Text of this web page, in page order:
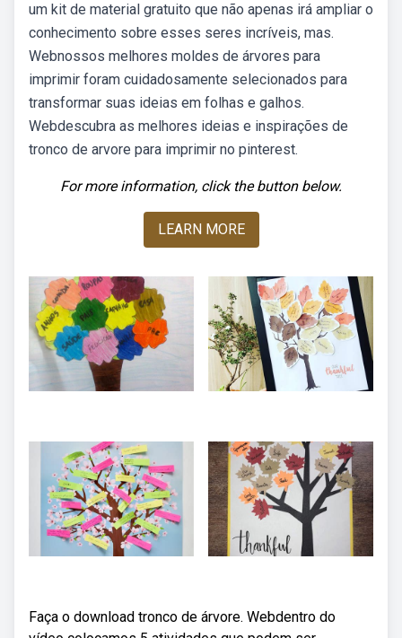
um kit de material gratuito que não apenas irá ampliar o
conhecimento sobre esses seres incríveis, mas.
Webnossos melhores moldes de árvores para
imprimir foram cuidadosamente selecionados para
transformar suas ideias em folhas e galhos.
Webdescubra as melhores ideias e inspirações de
tronco de arvore para imprimir no pinterest.
For more information, click the button below.
LEARN MORE
Faça o download tronco de árvore. Webdentro do